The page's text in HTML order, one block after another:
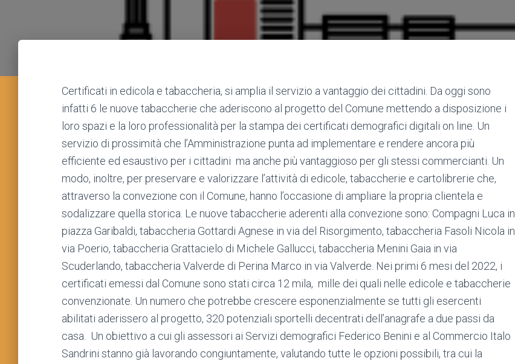
Certificati in edicola e tabaccheria, si amplia il servizio a vantaggio dei cittadini. Da oggi sono
infatti 6 le nuove tabaccherie che aderiscono al progetto del Comune mettendo a disposizione i
loro spazi e la loro professionalità per la stampa dei certificati demografici digitali on line. Un
servizio di prossimità che l’Amministrazione punta ad implementare e rendere ancora più
efficiente ed esaustivo per i cittadini ma anche più vantaggioso per gli stessi commercianti. Un
modo, inoltre, per preservare e valorizzare l’attività di edicole, tabaccherie e cartolibrerie che,
attraverso la convezione con il Comune, hanno l’occasione di ampliare la propria clientela e
sodalizzare quella storica. Le nuove tabaccherie aderenti alla convezione sono: Compagni Luca in
piazza Garibaldi, tabaccheria Gottardi Agnese in via del Risorgimento, tabaccheria Fasoli Nicola in
via Poerio, tabaccheria Grattacielo di Michele Gallucci, tabaccheria Menini Gaia in via
Scuderlando, tabaccheria Valverde di Perina Marco in via Valverde. Nei primi 6 mesi del 2022, i
certificati emessi dal Comune sono stati circa 12 mila, mille dei quali nelle edicole e tabaccherie
convenzionate. Un numero che potrebbe crescere esponenzialmente se tutti gli esercenti
abilitati aderissero al progetto, 320 potenziali sportelli decentrati dell’anagrafe a due passi da
casa. Un obiettivo a cui gli assessori ai Servizi demografici Federico Benini e al Commercio Italo
Sandrini stanno già lavorando congiuntamente, valutando tutte le opzioni possibili, tra cui la